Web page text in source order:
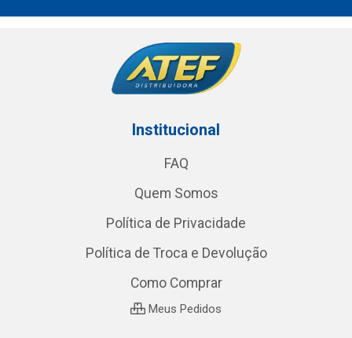
Institucional
FAQ
Quem Somos
Política de Privacidade
Política de Troca e Devolução
Como Comprar
Meus Pedidos